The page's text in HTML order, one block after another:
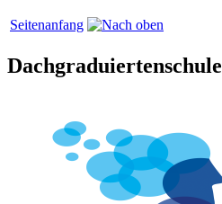
Seitenanfang
Dachgraduiertenschule